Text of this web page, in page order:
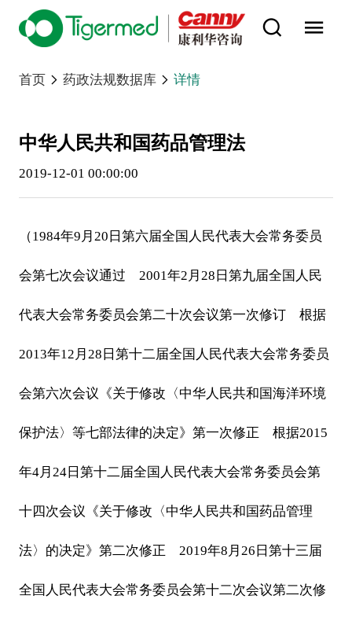
首页 药政法规数据库 详情
中华人民共和国药品管理法
2019-12-01 00:00:00
（1984年9月20日第六届全国人民代表大会常务委员
会第七次会议通过 2001年2月28日第九届全国人民
代表大会常务委员会第二十次会议第一次修订 根据
2013年12月28日第十二届全国人民代表大会常务委员
会第六次会议《关于修改〈中华人民共和国海洋环境
保护法〉等七部法律的决定》第一次修正 根据2015
年4月24日第十二届全国人民代表大会常务委员会第
十四次会议《关于修改〈中华人民共和国药品管理
法〉的决定》第二次修正 2019年8月26日第十三届
全国人民代表大会常务委员会第十二次会议第二次修